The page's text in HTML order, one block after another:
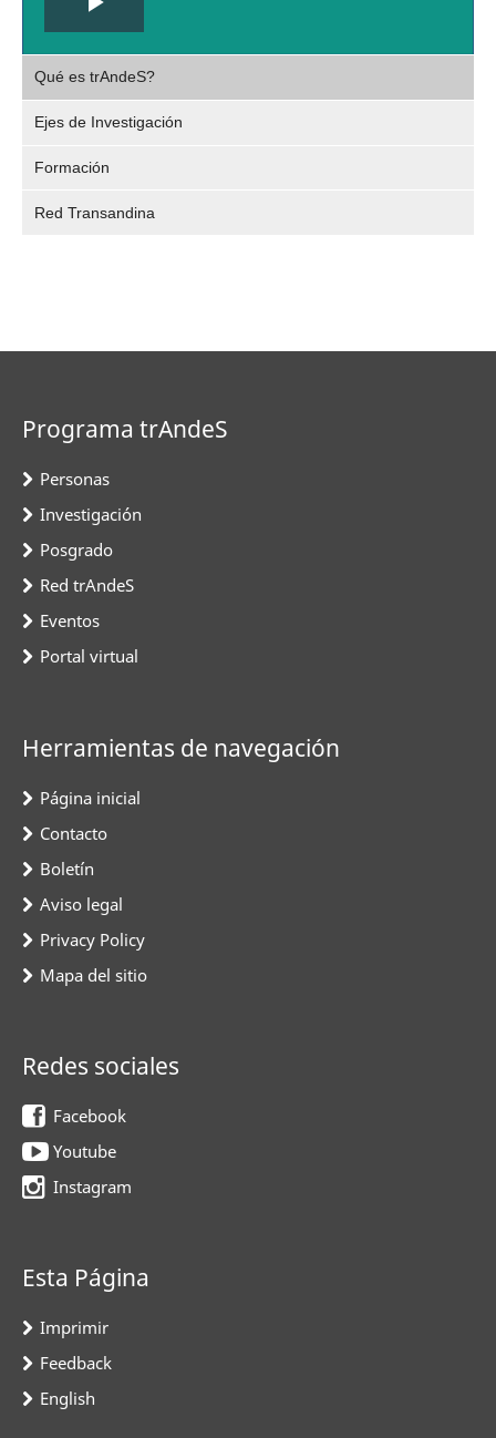
Play
Video
Qué es trAndeS?
Ejes de Investigación
Formación
Red Transandina
Programa trAndeS
Personas
Investigación
Posgrado
Red trAndeS
Eventos
Portal virtual
Herramientas de navegación
Página inicial
Contacto
Boletín
Aviso legal
Privacy Policy
Mapa del sitio
Redes sociales
Facebook
Youtube
Instagram
Esta Página
Imprimir
Feedback
English